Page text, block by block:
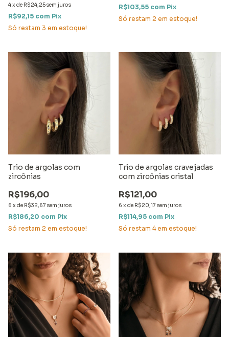
4x de R$24,25sem juros
R$92,15 com Pix
Só restam 3 em estoque!
R$103,55 com Pix
Só restam 2 em estoque!
Trio de argolas com
zircônias
R$196,00
6 x de R$32,67 sem juros
R$186,20 com Pix
Só restam 2 em estoque!
Trio de argolas cravejadas
com zircônias cristal
R$121,00
6 x de R$20,17 sem juros
R$114,95 com Pix
Só restam 4em estoque!